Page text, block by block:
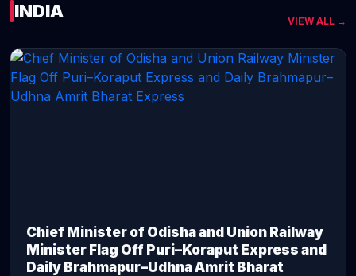
INDIA VIEW ALL →
Chief Minister of Odisha and Union Railway
Minister Flag Off Puri–Koraput Express and
Daily Brahmapur–Udhna Amrit Bharat